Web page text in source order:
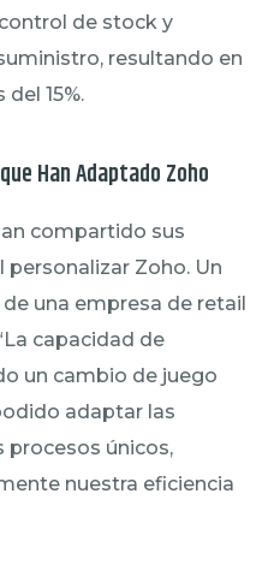
de stock y
resultando en
15%.
Han Adaptado Zoho
compartido sus
Zoho. Un
una empresa de retail
capacidad de
un cambio de juego
adaptar las
procesos únicos,
nuestra eficiencia